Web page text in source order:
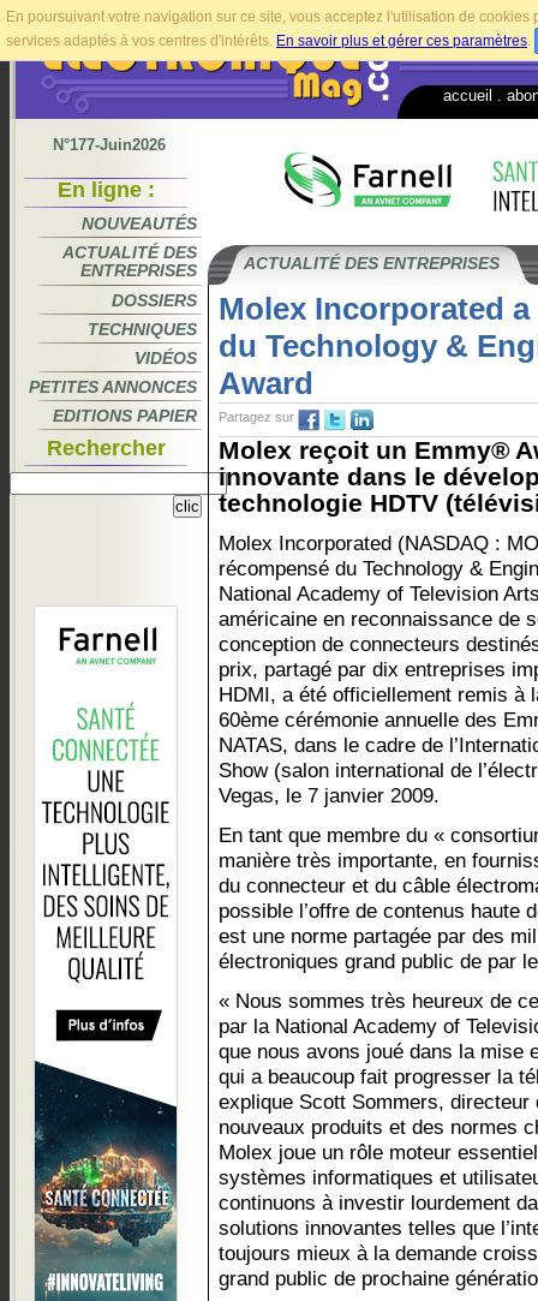
En poursuivant votre navigation sur ce site, vous acceptez l'utilisation de
services adaptés à vos centres d'intérêts. En savoir plus et gérer ces paramètres.
accueil
N°177-Juin2026
En ligne :
NOUVEAUTÉS
ACTUALITÉ DES
ENTREPRISES
DOSSIERS
TECHNIQUES
VIDÉOS
PETITES ANNONCES
EDITIONS PAPIER
Rechercher
ACTUALITÉ DES ENTREPRISES
Molex Incorporated
du Technology &
Award
Partagez sur
Molex reçoit un Emmy®
innovante dans le
technologie HDTV
Molex Incorporated (NASDAQ :
récompensé du Technology &
National Academy of Television
américaine en reconnaissance de
conception de connecteurs
prix, partagé par dix entreprises
HDMI, a été officiellement remis à
60ème cérémonie annuelle des
NATAS, dans le cadre de
Show (salon international de
Vegas, le 7 janvier 2009.
En tant que membre du «
manière très importante, en
du connecteur et du câble
possible l’offre de contenus haute
est une norme partagée par des
électroniques grand public de par
« Nous sommes très heureux de
par la National Academy of
que nous avons joué dans la mise
qui a beaucoup fait progresser la
explique Scott Sommers, directeur
nouveaux produits et des normes
Molex joue un rôle moteur
systèmes informatiques et
continuons à investir lourdement
solutions innovantes telles que
toujours mieux à la demande
grand public de prochaine